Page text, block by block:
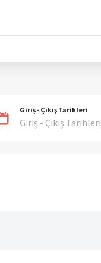
Giriş - Çıkış Tarihleri
Giriş - Çıkış Tarihleri